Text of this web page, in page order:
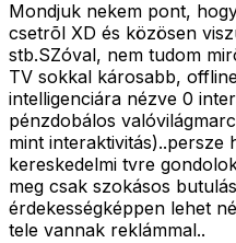
Mondjuk nekem pont,
csetrõl XD és közösen
stb.SZóval, nem tudom
TV sokkal károsabb,
intelligenciára nézve 0
pénzdobálos
mint interaktivitás)..persze
kereskedelmi tvre
meg csak szokásos
érdekességképpen lehet
tele vannak reklámmal..